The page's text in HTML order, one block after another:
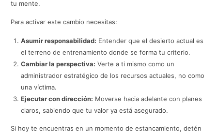
tu mente.
Para activar este cambio necesitas:
Asumir responsabilidad: Entender que el desierto actual es
el terreno de entrenamiento donde se forma tu criterio.
Cambiar la perspectiva: Verte a ti mismo como un
administrador estratégico de los recursos actuales, no como
una víctima.
Ejecutar con dirección: Moverse hacia adelante con planes
claros, sabiendo que tu valor ya está asegurado.
Si hoy te encuentras en un momento de estancamiento, detén